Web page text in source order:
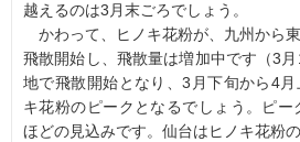
越えるのは3月末ごろでしょう。
かわって、ヒノキ花粉が、九州から
飛散開始し、飛散量は増加中です（3
地で飛散開始となり、3月下旬から4
キ花粉のピークとなるでしょう。ピー
ほどの見込みです。仙台はヒノキ花粉